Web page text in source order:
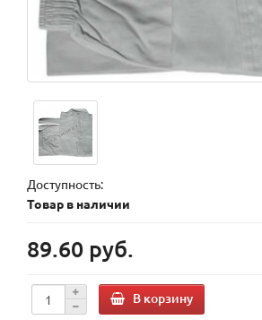
Доступность:
Товар в наличии
89.60 руб.
В корзину